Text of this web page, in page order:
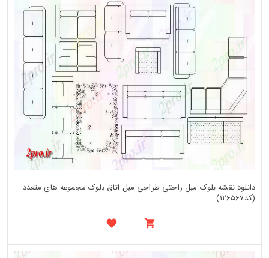
دانلود نقشه بلوک مبل راحتی طراحی مبل اتاق بلوک مجموعه های متعدد
(کد126567)